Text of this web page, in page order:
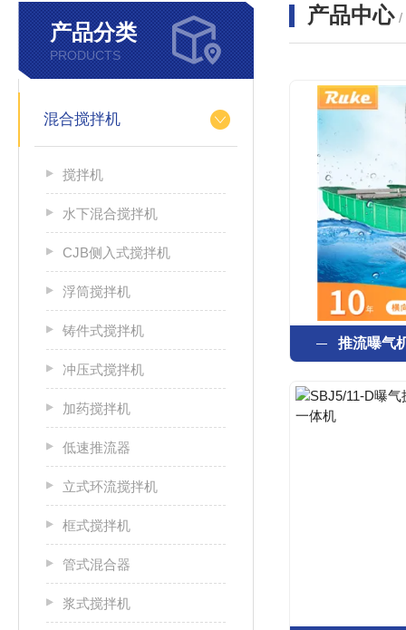
产品分类
PRODUCTS
混合搅拌机
搅拌机
水下混合搅拌机
CJB侧入式搅拌机
浮筒搅拌机
铸件式搅拌机
冲压式搅拌机
加药搅拌机
低速推流器
立式环流搅拌机
框式搅拌机
管式混合器
浆式搅拌机
产品中心 /
推流曝气